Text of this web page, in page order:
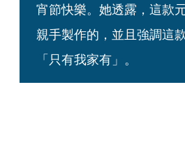
宵節快樂。她透露，這款
親手製作的，並且強調這
「只有我家有」。